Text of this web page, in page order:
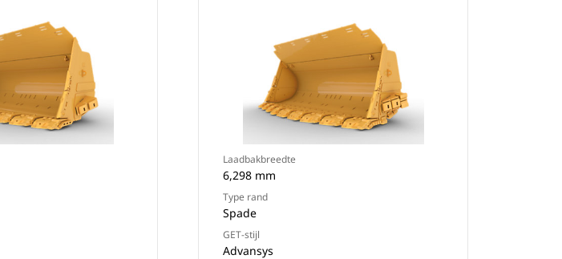
Laadbakbreedte
6,298 mm
Type rand
Spade
GET-stijl
Advansys